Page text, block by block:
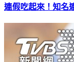
連假吃起來！知名